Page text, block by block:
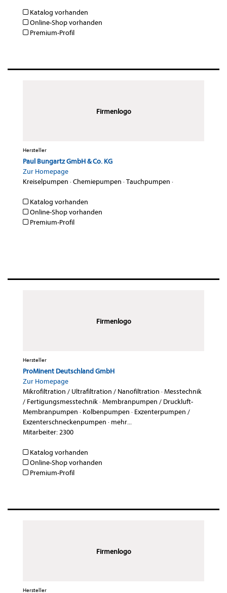
Katalog vorhanden
Online-Shop vorhanden
Premium-Profil
Firmenlogo
Hersteller
Paul Bungartz GmbH & Co. KG
Zur Homepage
Kreiselpumpen ·Chemiepumpen ·Tauchpumpen ·
Katalog vorhanden
Online-Shop vorhanden
Premium-Profil
Firmenlogo
Hersteller
ProMinent Deutschland GmbH
Zur Homepage
Mikrofiltration / Ultrafiltration / Nanofiltration ·Messtechnik
/ Fertigungsmesstechnik·Membranpumpen / Druckluft-
Membranpumpen · Kolbenpumpen · Exzenterpumpen /
Exzenterschneckenpumpen · mehr...
Mitarbeiter: 2300
Katalog vorhanden
Online-Shop vorhanden
Premium-Profil
Firmenlogo
Hersteller